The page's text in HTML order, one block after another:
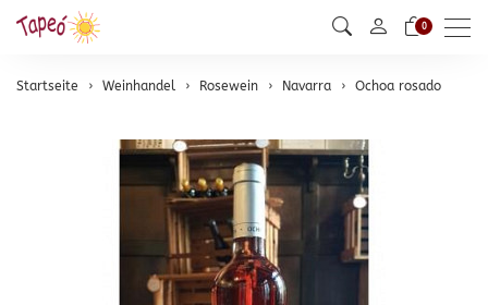
0
Startseite Weinhandel Rosewein Navarra Ochoa rosado